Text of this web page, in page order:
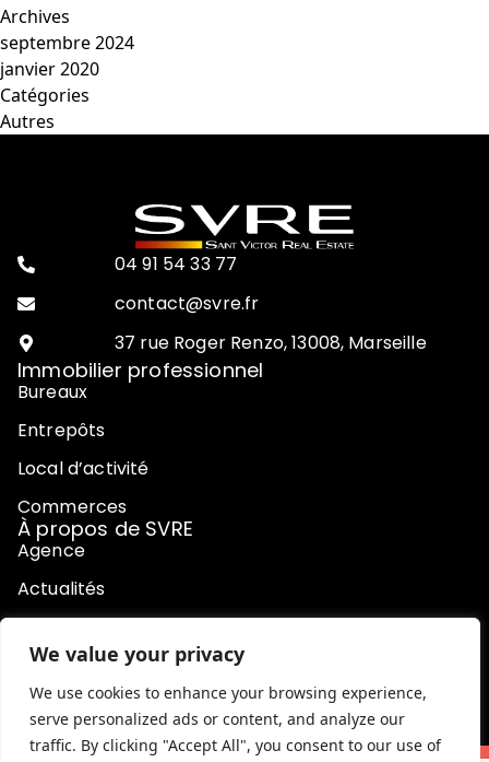
We value your privacy
We use cookies to enhance your browsing experience,
serve personalized ads or content, and analyze our
traffic. By clicking "Accept All", you consent to our use of
Archives
septembre 2024
janvier 2020
Catégories
Autres
04 91 54 33 77
contact@svre.fr
37 rue Roger Renzo, 13008, Marseille
Immobilier professionnel
Bureaux
Entrepôts
Local d’activité
Commerces
À propos de SVRE
Agence
Actualités
Honoraires